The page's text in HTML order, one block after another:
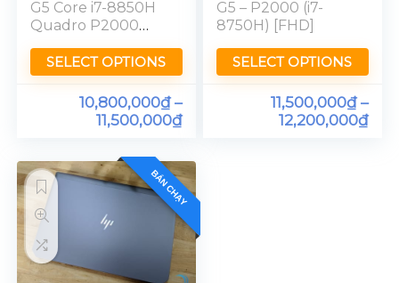
G5 Core i7-8850H
Quadro P2000
SELECT OPTIONS
10,800,000₫–
11,500,000₫
G5 – P2000 (i7-
8750H) [FHD]
SELECT OPTIONS
11,500,000₫–
12,200,000₫
BÁN CHẠY